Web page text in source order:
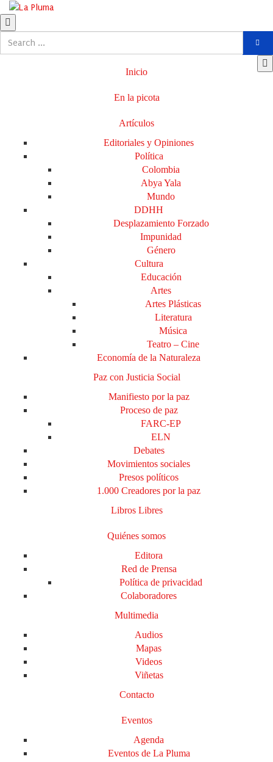
Inicio
En la picota
Artículos
Editoriales y Opiniones
Política
Colombia
Abya Yala
Mundo
DDHH
Desplazamiento Forzado
Impunidad
Género
Cultura
Educación
Artes
Artes Plásticas
Literatura
Música
Teatro – Cine
Economía de la Naturaleza
Paz con Justicia Social
Manifiesto por la paz
Proceso de paz
FARC-EP
ELN
Debates
Movimientos sociales
Presos políticos
1.000 Creadores por la paz
Libros Libres
Quiénes somos
Editora
Red de Prensa
Política de privacidad
Colaboradores
Multimedia
Audios
Mapas
Videos
Viñetas
Contacto
Eventos
Agenda
Eventos de La Pluma